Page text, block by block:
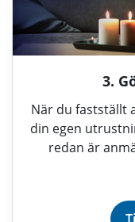
3.
När du fastställt
din egen
redan är